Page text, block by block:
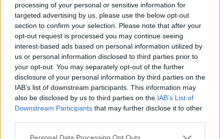
processing of your personal or sensitive information for
targeted advertising by us, please use the below opt-out
section to confirm your selection. Please note that after your
opt-out request is processed you may continue seeing
interest-based ads based on personal information utilized by
us or personal information disclosed to third parties prior to
your opt-out. You may separately opt-out of the further
disclosure of your personal information by third parties on the
IAB’s list of downstream participants. This information may
also be disclosed by us to third parties on the IAB’s List of
Downstream Participants that may further disclose it to other